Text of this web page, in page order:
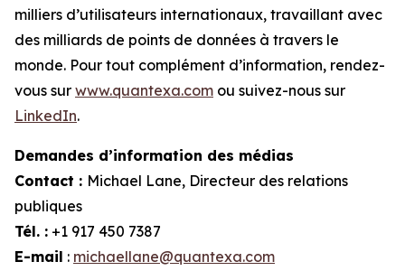
milliers d’utilisateurs internationaux, travaillant avec
des milliards de points de données à travers le
monde. Pour tout complément d’information, rendez-
vous sur www.quantexa.com ou suivez-nous sur
LinkedIn.
Demandes d’information des médias
Contact : Michael Lane, Directeur des relations
publiques
Tél. : +1 917 450 7387
E-mail : michaellane@quantexa.com